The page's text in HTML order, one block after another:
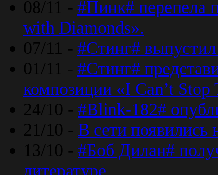
08/11 - #Пинк# перепела
with Diamonds».
07/11 - #Стинг#
01/11 - #Стинг#
композиции «I Can’t
24/10 - #Blink-182#
21/10 - В сети появились
13/10 - #Боб Дилан#
литературе